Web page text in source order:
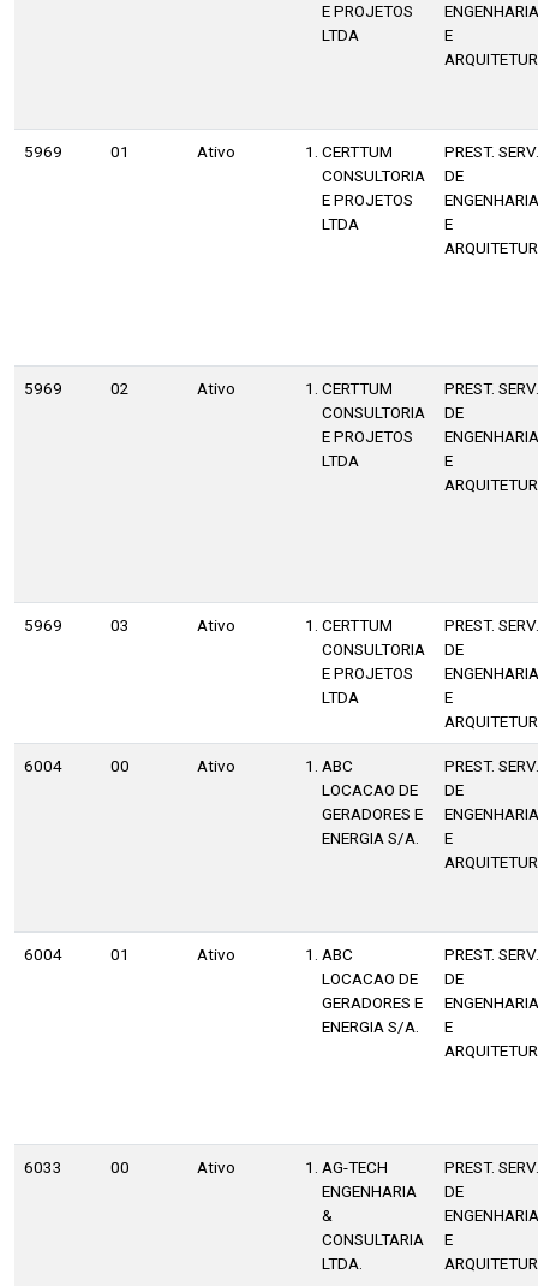
E PROJETOS
LTDA
ENGENHARIA
E
5969 01 Ativo
CERTTUM
CONSULTORIA
E PROJETOS
LTDA
PREST. SERV.
DE
ENGENHARIA
E
5969 02 Ativo
CERTTUM
CONSULTORIA
E PROJETOS
LTDA
PREST. SERV.
DE
ENGENHARIA
E
5969 03 Ativo
CERTTUM
CONSULTORIA
E PROJETOS
LTDA
PREST. SERV.
DE
ENGENHARIA
E
6004 00 Ativo
ABC
LOCACAO DE
GERADORES E
ENERGIA S/A.
PREST. SERV.
DE
ENGENHARIA
E
6004 01 Ativo
ABC
LOCACAO DE
GERADORES E
ENERGIA S/A.
PREST. SERV.
DE
ENGENHARIA
E
6033 00 Ativo
AG-TECH
ENGENHARIA
&
CONSULTARIA
LTDA.
PREST. SERV.
DE
ENGENHARIA
E